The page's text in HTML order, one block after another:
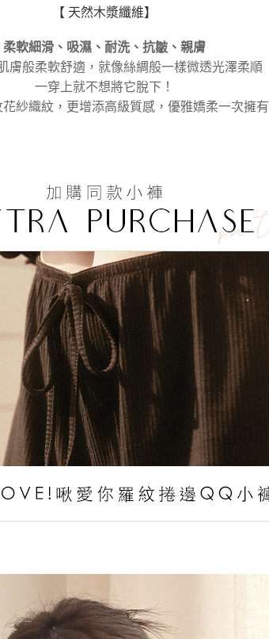
【 天然木漿纖維】
柔軟細滑、吸濕、耐洗、抗皺、親膚
膚般柔軟舒適，就像絲綢般一樣微透光澤柔順
一穿上就不想將它脫下！
紗織紋，更增添高級質感，優雅嬌柔一次擁有